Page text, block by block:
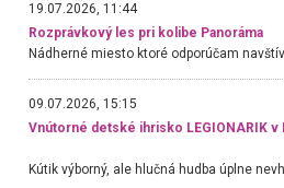
19.07.2026, 11:44
Rozprávkový les pri kolibe Panoráma
09.07.2026, 15:15
Vnútorné detské ihrisko LEGIONARIK v